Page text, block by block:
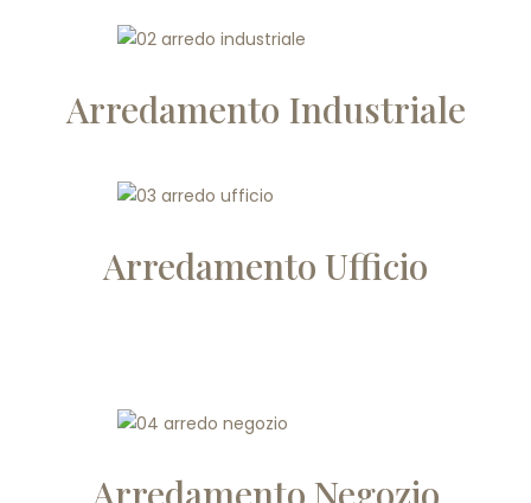
Arredamento Industriale
Arredamento Ufficio
Arredamento Negozio